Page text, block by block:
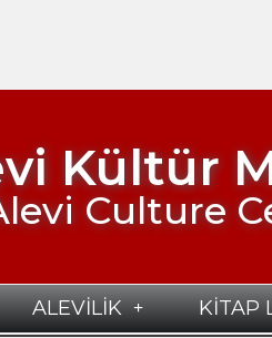
Kültür
Culture
ALEVİLİK KİTAP